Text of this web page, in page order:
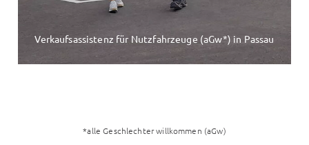
Verkaufsassistenz für Nutzfahrzeuge (aGw*) in Passau
*alle Geschlechter willkommen (aGw)